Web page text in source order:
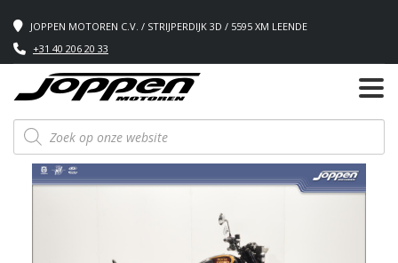
JOPPEN MOTOREN C.V. / STRIJPERDIJK 3D / 5595 XM LEENDE
+31 40 206 20 33
Producten
zoeken